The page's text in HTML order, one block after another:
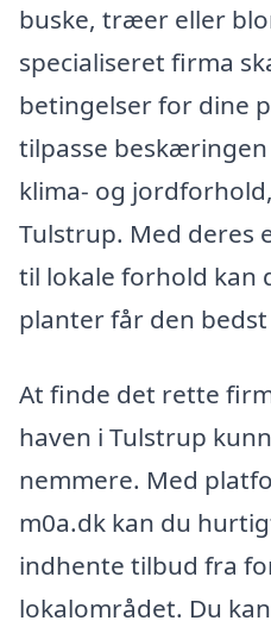
buske, træer eller
specialiseret firma
betingelser for dine
tilpasse
klima- og
Tulstrup. Med deres
til lokale forhold kan
planter får den
At finde det rette
haven i Tulstrup
nemmere. Med
m0a.dk kan du
indhente tilbud fra
lokalområdet. Du